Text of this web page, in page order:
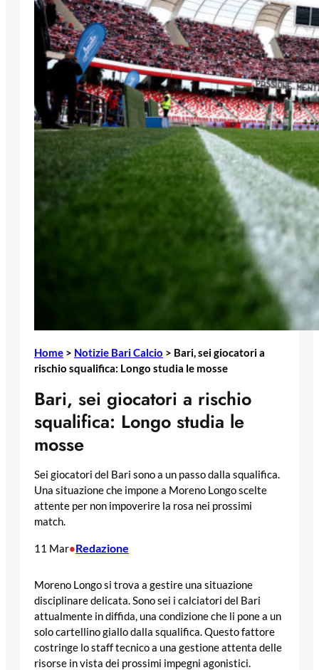
Home > Notizie Bari Calcio > Bari, sei giocatori a
rischio squalifica: Longo studia le mosse
Bari, sei giocatori a rischio
squalifica: Longo studia le
mosse
Sei giocatori del Bari sono a un passo dalla squalifica.
Una situazione che impone a Moreno Longo scelte
attente per non impoverire la rosa nei prossimi
match.
11 Mar•Redazione
Moreno Longo si trova a gestire una situazione
disciplinare delicata. Sono sei i calciatori del Bari
attualmente in diffida, una condizione che li pone a un
solo cartellino giallo dalla squalifica. Questo fattore
costringe lo staff tecnico a una gestione attenta delle
risorse in vista dei prossimi impegni agonistici.